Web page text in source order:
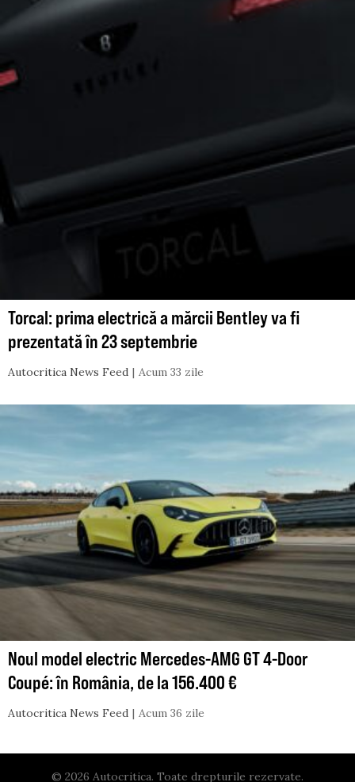
Torcal: prima electrică a mărcii Bentley va fi
prezentată în 23 septembrie
Autocritica News Feed Acum 33 zile
Noul model electric Mercedes-AMG GT 4-Door
Coupé: în România, de la 156.400 €
Autocritica News Feed Acum 36 zile
© 2026 Autocritica. Toate drepturile rezervate.